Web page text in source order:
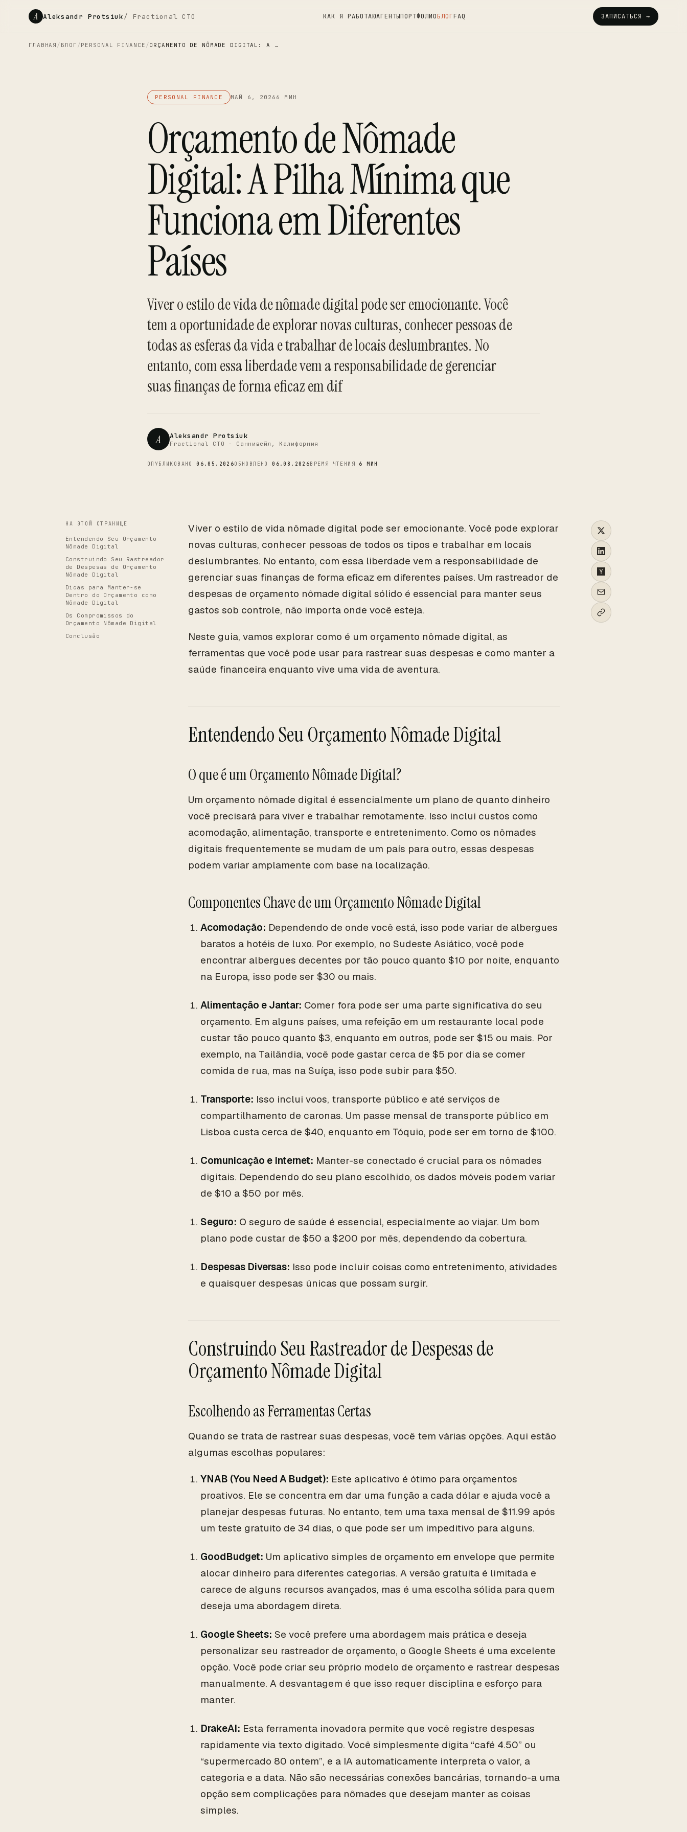
A Aleksandr Protsiuk/ Fractional CTO КАК Я РАБОТАЮАГЕНТЫПОРТФОЛИОБЛОГFAQ ЗАПИСАТЬСЯ →
ГЛАВНАЯ / БЛОГ /PERSONAL FINANCE /ORÇAMENTO DE NÔMADE DIGITAL: A …
PERSONAL FINANCE МАЙ 6, 2026 6 МИН
Orçamento de Nômade
Digital: A Pilha Mínima que
Funciona em Diferentes
Países
Viver o estilo de vida de nômade digital pode ser emocionante. Você
tem a oportunidade de explorar novas culturas, conhecer pessoas de
todas as esferas da vida e trabalhar de locais deslumbrantes. No
entanto, com essa liberdade vem a responsabilidade de gerenciar
suas finanças de forma eficaz em dif
A Aleksandr Protsiuk
Fractional CTO - Саннивейл, Калифорния
ОПУБЛИКОВАНО06.05.2026ОБНОВЛЕНО06.08.2026ВРЕМЯ ЧТЕНИЯ 6 МИН
CTO
НА ЭТОЙ СТРАНИЦЕ
Entendendo Seu Orçamento
Nômade Digital
Construindo Seu Rastreador
de Despesas de Orçamento
Nômade Digital
Dicas para Manter-se
Dentro do Orçamento como
Nômade Digital
Os Compromissos do
Orçamento Nômade Digital
Conclusão
Viver o estilo de vida nômade digital pode ser emocionante. Você pode explorar
novas culturas, conhecer pessoas de todos os tipos e trabalhar em locais
deslumbrantes. No entanto, com essa liberdade vem a responsabilidade de
gerenciar suas finanças de forma eficaz em diferentes países. Um rastreador de
despesas de orçamento nômade digital sólido é essencial para manter seus
gastos sob controle, não importa onde você esteja.
Neste guia, vamos explorar como é um orçamento nômade digital, as
ferramentas que você pode usar para rastrear suas despesas e como manter a
saúde financeira enquanto vive uma vida de aventura.
Entendendo Seu Orçamento Nômade Digital
O que é um Orçamento Nômade Digital?
Um orçamento nômade digital é essencialmente um plano de quanto dinheiro
você precisará para viver e trabalhar remotamente. Isso inclui custos como
acomodação, alimentação, transporte e entretenimento. Como os nômades
digitais frequentemente se mudam de um país para outro, essas despesas
podem variar amplamente com base na localização.
Componentes Chave de um Orçamento Nômade Digital
Acomodação: Dependendo de onde você está, isso pode variar de albergues
baratos a hotéis de luxo. Por exemplo, no Sudeste Asiático, você pode
encontrar albergues decentes por tão pouco quanto $10 por noite, enquanto
na Europa, isso pode ser $30 ou mais.
Alimentação e Jantar: Comer fora pode ser uma parte significativa do seu
orçamento. Em alguns países, uma refeição em um restaurante local pode
custar tão pouco quanto $3, enquanto em outros, pode ser $15 ou mais. Por
exemplo, na Tailândia, você pode gastar cerca de $5 por dia se comer
comida de rua, mas na Suíça, isso pode subir para $50.
Transporte: Isso inclui voos, transporte público e até serviços de
compartilhamento de caronas. Um passe mensal de transporte público em
Lisboa custa cerca de $40, enquanto em Tóquio, pode ser em torno de $100.
Comunicação e Internet: Manter-se conectado é crucial para os nômades
digitais. Dependendo do seu plano escolhido, os dados móveis podem variar
de $10 a $50 por mês.
Seguro: O seguro de saúde é essencial, especialmente ao viajar. Um bom
plano pode custar de $50 a $200 por mês, dependendo da cobertura.
Despesas Diversas: Isso pode incluir coisas como entretenimento, atividades
e quaisquer despesas únicas que possam surgir.
Construindo Seu Rastreador de Despesas de
Orçamento Nômade Digital
Escolhendo as Ferramentas Certas
Quando se trata de rastrear suas despesas, você tem várias opções. Aqui estão
algumas escolhas populares:
YNAB (You Need A Budget): Este aplicativo é ótimo para orçamentos
proativos. Ele se concentra em dar uma função a cada dólar e ajuda você a
planejar despesas futuras. No entanto, tem uma taxa mensal de $11.99 após
um teste gratuito de 34 dias, o que pode ser um impeditivo para alguns.
GoodBudget: Um aplicativo simples de orçamento em envelope que permite
alocar dinheiro para diferentes categorias. A versão gratuita é limitada e
carece de alguns recursos avançados, mas é uma escolha sólida para quem
deseja uma abordagem direta.
Google Sheets: Se você prefere uma abordagem mais prática e deseja
personalizar seu rastreador de orçamento, o Google Sheets é uma excelente
opção. Você pode criar seu próprio modelo de orçamento e rastrear despesas
manualmente. A desvantagem é que isso requer disciplina e esforço para
manter.
DrakeAI: Esta ferramenta inovadora permite que você registre despesas
rapidamente via texto digitado. Você simplesmente digita “café 4.50” ou
“supermercado 80 ontem”, e a IA automaticamente interpreta o valor, a
categoria e a data. Não são necessárias conexões bancárias, tornando-a uma
opção sem complicações para nômades que desejam manter as coisas
simples.